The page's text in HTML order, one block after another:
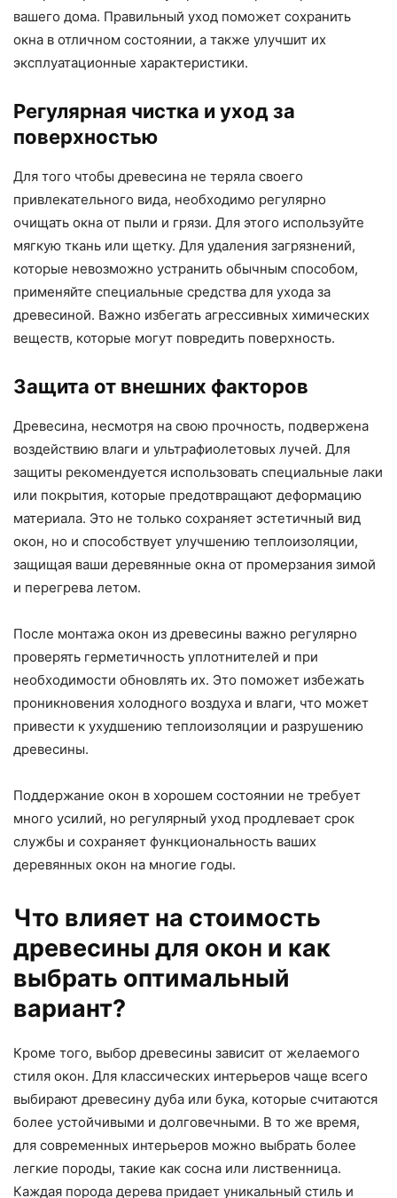
вашего дома. Правильный уход поможет сохранить
окна в отличном состоянии, а также улучшит их
эксплуатационные характеристики.
Регулярная чистка и уход за
поверхностью
Для того чтобы древесина не теряла своего
привлекательного вида, необходимо регулярно
очищать окна от пыли и грязи. Для этого используйте
мягкую ткань или щетку. Для удаления загрязнений,
которые невозможно устранить обычным способом,
применяйте специальные средства для ухода за
древесиной. Важно избегать агрессивных химических
веществ, которые могут повредить поверхность.
Защита от внешних факторов
Древесина, несмотря на свою прочность, подвержена
воздействию влаги и ультрафиолетовых лучей. Для
защиты рекомендуется использовать специальные лаки
или покрытия, которые предотвращают деформацию
материала. Это не только сохраняет эстетичный вид
окон, но и способствует улучшению теплоизоляции,
защищая ваши деревянные окна от промерзания зимой
и перегрева летом.
После монтажа окон из древесины важно регулярно
проверять герметичность уплотнителей и при
необходимости обновлять их. Это поможет избежать
проникновения холодного воздуха и влаги, что может
привести к ухудшению теплоизоляции и разрушению
древесины.
Поддержание окон в хорошем состоянии не требует
много усилий, но регулярный уход продлевает срок
службы и сохраняет функциональность ваших
деревянных окон на многие годы.
Что влияет на стоимость
древесины для окон и как
выбрать оптимальный
вариант?
Кроме того, выбор древесины зависит от желаемого
стиля окон. Для классических интерьеров чаще всего
выбирают древесину дуба или бука, которые считаются
более устойчивыми и долговечными. В то же время,
для современных интерьеров можно выбрать более
легкие породы, такие как сосна или лиственница.
Каждая порода дерева придает уникальный стиль и